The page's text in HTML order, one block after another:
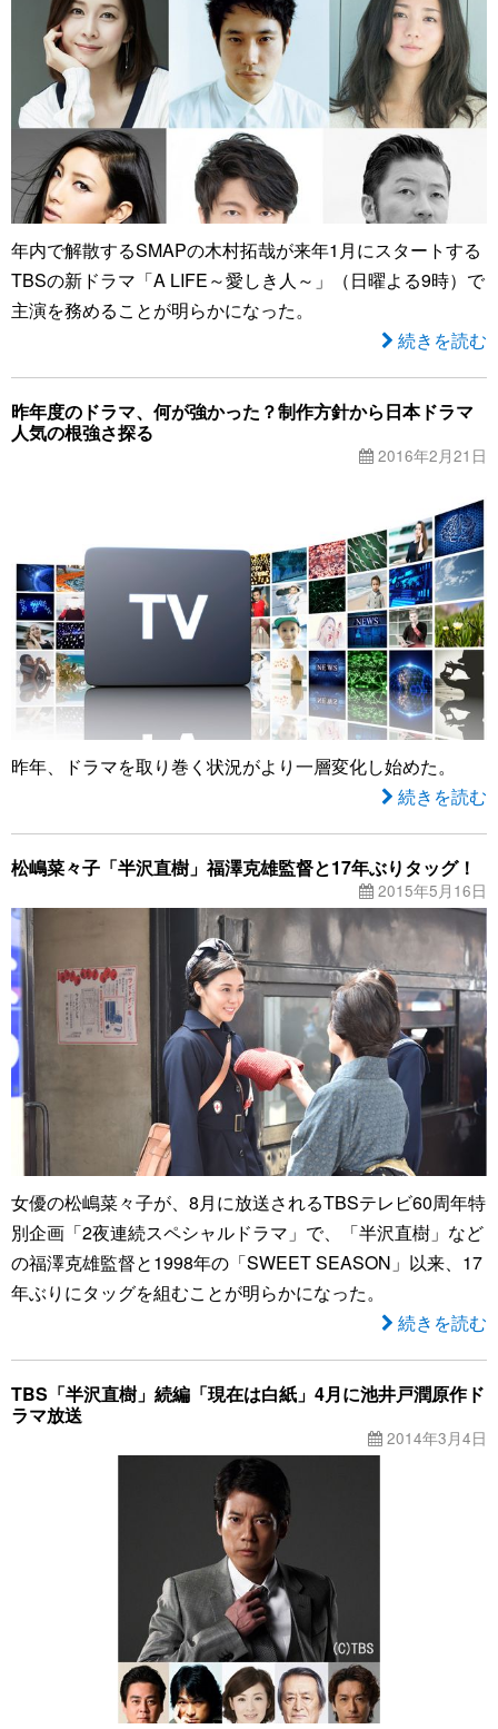
年内で解散するSMAPの木村拓哉が来年1月にスタートする
TBSの新ドラマ「A LIFE～愛しき人～」（日曜よる9時）で
主演を務めることが明らかになった。
続きを読む
昨年度のドラマ、何が強かった？制作方針から日本ドラマ
人気の根強さ探る
2016年2月21日
昨年、ドラマを取り巻く状況がより一層変化し始めた。
続きを読む
松嶋菜々子「半沢直樹」福澤克雄監督と17年ぶりタッグ！
2015年5月16日
女優の松嶋菜々子が、8月に放送されるTBSテレビ60周年特
別企画「2夜連続スペシャルドラマ」で、「半沢直樹」など
の福澤克雄監督と1998年の「SWEET SEASON」以来、17
年ぶりにタッグを組むことが明らかになった。
続きを読む
TBS「半沢直樹」続編「現在は白紙」4月に池井戸潤原作ド
ラマ放送
2014年3月4日